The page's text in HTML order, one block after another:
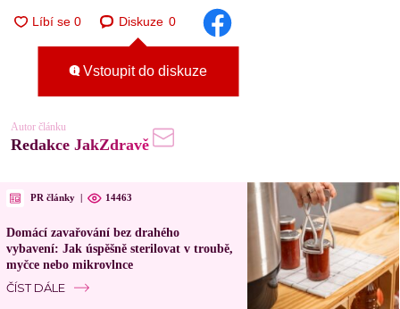
Diskuze 0
Vstoupit do diskuze
Autor článku
Redakce JakZdravě
PR články | 14463
Domácí zavařování bez drahého
vybavení: Jak úspěšně sterilovat v troubě,
myčce nebo mikrovlnce
ČÍST DÁLE